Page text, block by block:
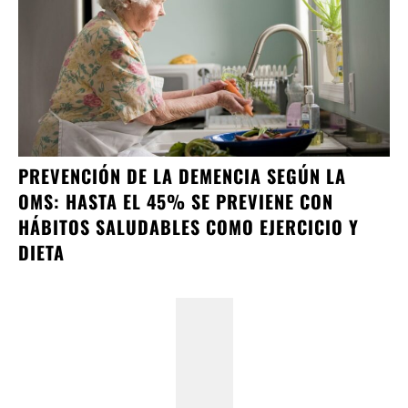
PREVENCIÓN DE LA DEMENCIA SEGÚN LA
OMS: HASTA EL 45% SE PREVIENE CON
HÁBITOS SALUDABLES COMO EJERCICIO Y
DIETA